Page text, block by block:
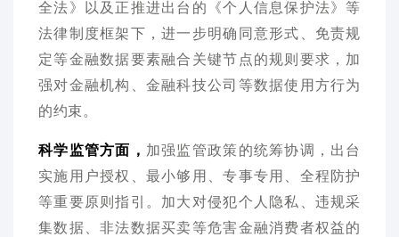
全法》以及正推进出台的《个人信息保护法》等
法律制度框架下，进一步明确同意形式、免责规
定等金融数据要素融合关键节点的规则要求，加
强对金融机构、金融科技公司等数据使用方行为
的约束。
科学监管方面， 加强监管政策的统筹协调，出台
实施用户授权、最小够用、专事专用、全程防护
等重要原则指引。加大对侵犯个人隐私、违规采
集数据、非法数据买卖等危害金融消费者权益的